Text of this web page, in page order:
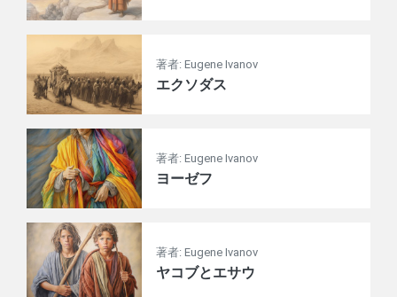
著者: Eugene Ivanov
エクソダス
著者: Eugene Ivanov
ヨーゼフ
著者: Eugene Ivanov
ヤコブとエサウ